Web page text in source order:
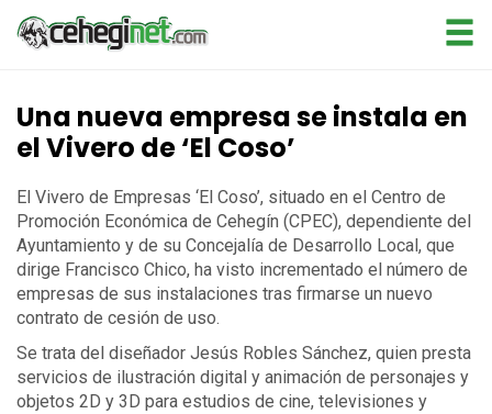
Una nueva empresa se instala en
el Vivero de ‘El Coso’
El Vivero de Empresas ‘El Coso’, situado en el Centro de
Promoción Económica de Cehegín (CPEC), dependiente del
Ayuntamiento y de su Concejalía de Desarrollo Local, que
dirige Francisco Chico, ha visto incrementado el número de
empresas de sus instalaciones tras firmarse un nuevo
contrato de cesión de uso.
Se trata del diseñador Jesús Robles Sánchez, quien presta
servicios de ilustración digital y animación de personajes y
objetos 2D y 3D para estudios de cine, televisiones y